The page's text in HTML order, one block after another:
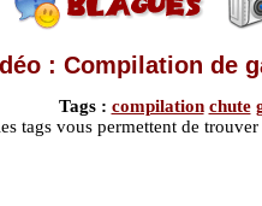
: Compilation de
Tags : compilation chute
tags vous permettent de